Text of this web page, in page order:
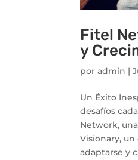
Fitel
y
poradmin |
Un Éxito
desafíos
Network,
Visionary,
adaptarse y